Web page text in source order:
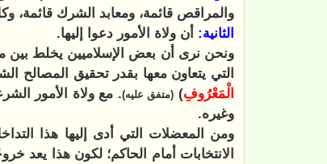
والمراقص قائمة، ومعابد الشرك قائمة،
الثانية: أن ولاة الأمور دعوا إليها.
ونحن نرى أن بعض الإسلاميين يخلط بين
التي يتعاون معها بقدر تحقيق المصالح
الْمَعْرُوفِ) (متفق عليه). مع ولاة الأمور
وغيره.
ومن المعضلات التي أدى إليها هذا
الانتخابات أمام الحاكم؛ لكون هذا يعد